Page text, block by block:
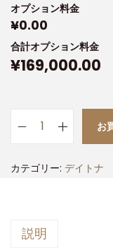
オプション料金
¥0.00
合計オプション料金
¥169,000.00
お
カテゴリー: デイトナ
説明